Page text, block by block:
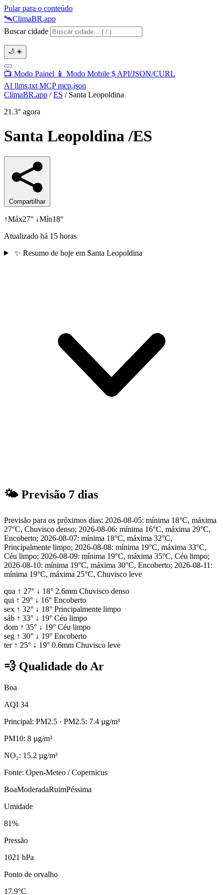
Pular para o conteúdo
🛰️ClimaBR.app
Buscar cidade
🌙 ☀️
📺 Modo Painel 📱 Modo Mobile $ API/JSON/CURL
AI llms.txt MCPmcp.json
ClimaBR.app / ES / Santa Leopoldina
21.3° agora
Santa Leopoldina/ES
Compartilhar
↑Máx27° ↓Mín18°
Atualizado há 15 horas
✨ Resumo de hoje em Santa Leopoldina
🌤 Previsão 7 dias
Previsão para os próximos dias: 2026-08-05: mínima 18°C, máxima
27°C, Chuvisco denso; 2026-08-06: mínima 16°C, máxima 29°C,
Encoberto; 2026-08-07: mínima 18°C, máxima 32°C,
Principalmente limpo; 2026-08-08: mínima 19°C, máxima 33°C,
Céu limpo; 2026-08-09: mínima 19°C, máxima 35°C, Céu limpo;
2026-08-10: mínima 19°C, máxima 30°C, Encoberto; 2026-08-11:
mínima 19°C, máxima 25°C, Chuvisco leve
qua ↑ 27° ↓ 18° 2.6mm Chuvisco denso
qui ↑ 29° ↓ 16° Encoberto
sex ↑ 32° ↓ 18° Principalmente limpo
sáb ↑ 33° ↓ 19° Céu limpo
dom ↑ 35° ↓ 19° Céu limpo
seg ↑ 30° ↓ 19° Encoberto
ter ↑ 25° ↓ 19° 0.6mm Chuvisco leve
💨 Qualidade do Ar
Boa
AQI 34
Principal: PM2.5 · PM2.5: 7.4 µg/m³
PM10: 8 µg/m³
NO₂: 15.2 µg/m³
Fonte: Open-Meteo / Copernicus
BoaModeradaRuimPéssima
Umidade
81%
Pressão
1021 hPa
Ponto de orvalho
17.9°C